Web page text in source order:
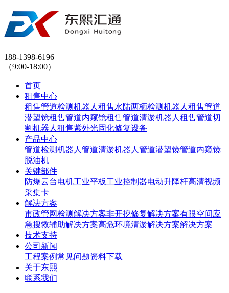
188-1398-6196
（9:00-18:00）
首页
租售中心
租售管道检测机器人 租售水陆两栖检测机器人 租售管道
潜望镜租售管道内窥镜租售管道清淤机器人 租售管道切
割机器人 租售紫外光固化修复设备
产品中心
管道检测机器人 管道清淤机器人 管道潜望镜管道内窥镜
脱油机
关键部件
防爆云台电机工业平板工业控制器电动升降杆高清视频
采集卡
解决方案
市政管网检测解决方案非开挖修复解决方案有限空间应
急搜救辅助解决方案高危环境清淤解决方案解决方案
技术支持
公司新闻
工程案例常见问题资料下载
关于东熙
联系我们